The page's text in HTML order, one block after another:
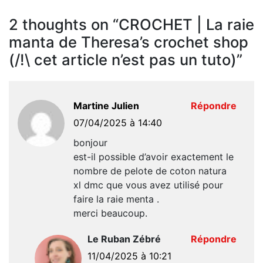
2 thoughts on “CROCHET | La raie
manta de Theresa’s crochet shop
(/!\ cet article n’est pas un tuto)”
Martine Julien
07/04/2025 à 14:40
bonjour
est-il possible d’avoir exactement le
nombre de pelote de coton natura
xl dmc que vous avez utilisé pour
faire la raie menta .
merci beaucoup.
Répondre
Le Ruban Zébré
11/04/2025 à 10:21
Répondre